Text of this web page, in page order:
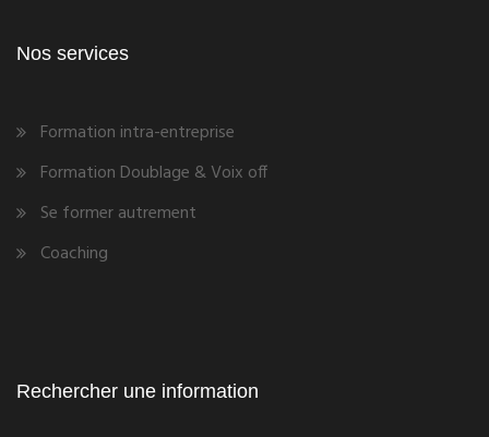
Nos services
Formation intra-entreprise
Formation Doublage & Voix off
Se former autrement
Coaching
Rechercher une information